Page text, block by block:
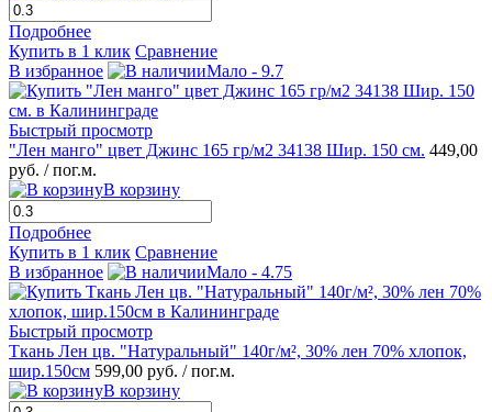
Подробнее
Купить в 1 клик Сравнение
В избранное
Мало - 9.7
Быстрый просмотр
"Лен манго" цвет Джинс 165 гр/м2 34138 Шир. 150 см. 449,00
руб. / пог.м.
В корзину
Подробнее
Купить в 1 клик Сравнение
В избранное
Мало - 4.75
Быстрый просмотр
Ткань Лен цв. "Натуральный" 140г/м², 30% лен 70% хлопок,
шир.150см 599,00 руб. / пог.м.
В корзину